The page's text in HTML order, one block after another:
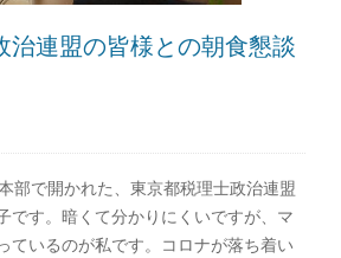
治連盟の皆様との朝食懇談
部で開かれた、東京都税理士政治連盟
です。暗くて分かりにくいですが、マ
ているのが私です。コロナが落ち着い